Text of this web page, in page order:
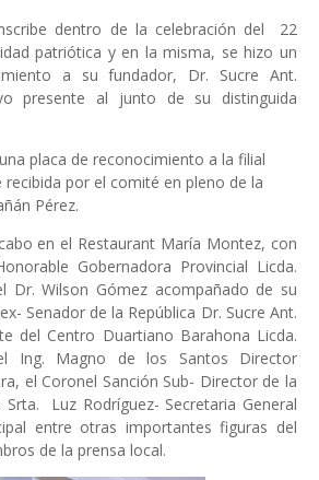
dentro de la celebración del
22
patriótica y en la misma, se hizo un
a su fundador, Dr. Sucre Ant.
presente al junto de su distinguida
placa de reconocimiento a la filial
recibida por el comité en pleno de la
Pérez.
en el Restaurant María Montez, con
Gobernadora Provincial Licda.
Dr. Wilson Gómez acompañado de su
Senador de la República Dr. Sucre Ant.
del Centro Duartiano Barahona Licda.
Ing. Magno de los Santos Director
el Coronel Sanción Sub- Director de la
Luz Rodríguez- Secretaria General
entre otras importantes figuras del
de la prensa local.